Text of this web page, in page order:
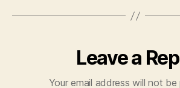
Leave a
Your email address will not be